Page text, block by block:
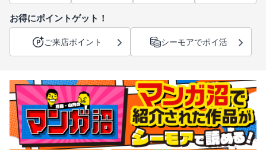
お得にポイントゲット！
ご来店ポイント シーモアでポイ活